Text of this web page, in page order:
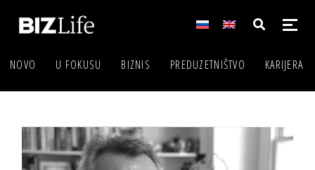
NOVO U FOKUSU BIZNIS PREDUZETNIŠTVO KARIJERA